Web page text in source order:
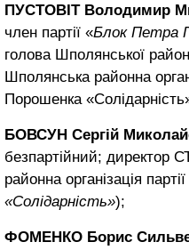
ПУСТОВІТ Володимир
член партії «Блок Петра
голова Шполянської
Шполянська районна
Порошенка
БОВСУН Сергій
безпартійний; директор
районна організація партії
«Солідарність»);
ФОМЕНКО Борис